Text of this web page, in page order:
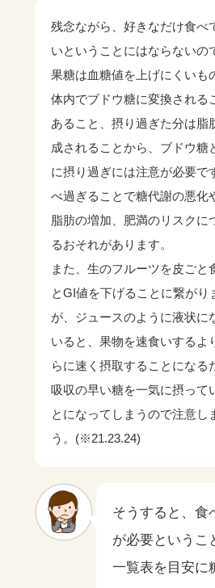
残念ながら、好きなだけ食べ
いということにはならないの
果糖は血糖値を上げにくいも
体内でブドウ糖に変換される
あること、摂り過ぎた分は脂
成されることから、ブドウ糖
に摂り過ぎには注意が必要で
べ過ぎることで糖代謝の悪化
脂肪の増加、肥満のリスクに
るおそれがあります。
また、生のフルーツを皮ごと
とGI値を下げることに繋がり
が、ジュースのように液状に
いると、果物を速食いするよ
らに速く摂取することになる
吸収の早い糖を一気に摂って
とになってしまうので注意し
う。(※21.23.24)
そうすると、食
が必要というこ
一覧表を目安に